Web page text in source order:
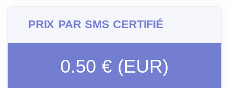
PRIX PAR SMS CERTIFIÉ
0.50 € (EUR)